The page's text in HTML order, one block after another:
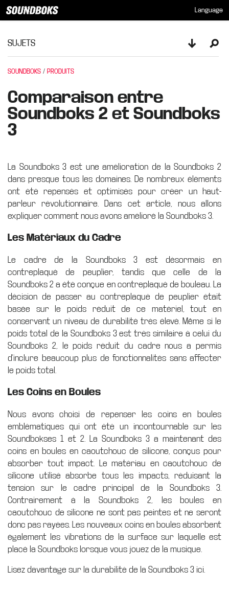
Language
SUJETS
Toggle
SOUNDBOKS PRODUITS
Comparaison entre
Soundboks 2 et Soundboks
3
La Soundboks 3 est une amélioration de la Soundboks 2
dans presque tous les domaines. De nombreux éléments
ont été repensés et optimisés pour créer un haut-
parleur révolutionnaire. Dans cet article, nous allons
expliquer comment nous avons amélioré la Soundboks 3.
Les Matériaux du Cadre
Le cadre de la Soundboks 3 est désormais en
contreplaqué de peuplier, tandis que celle de la
Soundboks 2 a été conçue en contreplaqué de bouleau. La
décision de passer au contreplaqué de peuplier était
basée sur le poids réduit de ce matériel, tout en
conservant un niveau de durabilité très élevé. Même si le
poids total de la Soundboks 3 est très similaire à celui du
Soundboks 2, le poids réduit du cadre nous a permis
d'inclure beaucoup plus de fonctionnalités sans affecter
le poids total.
Les Coins en Boules
Nous avons choisi de repenser les coins en boules
emblématiques qui ont été un incontournable sur les
Soundbokses 1 et 2. La Soundboks 3 a maintenant des
coins en boules en caoutchouc de silicone, conçus pour
absorber tout impact. Le matériau en caoutchouc de
silicone utilisé absorbe tous les impacts, réduisant la
tension sur le cadre principal de la Soundboks 3.
Contrairement à la Soundboks 2, les boules en
caoutchouc de silicone ne sont pas peintes et ne seront
donc pas rayées. Les nouveaux coins en boules absorbent
également les vibrations de la surface sur laquelle est
placé la Soundboks lorsque vous jouez de la musique.
Lisez davantage sur la durabilité de la Soundboks 3 ici.